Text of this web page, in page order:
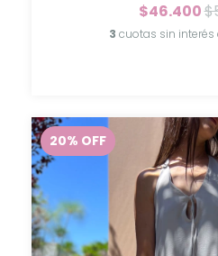
$46.400
3 cuotas sin interés
20% OFF